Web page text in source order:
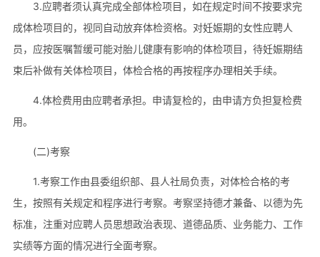
3.应聘者须认真完成全部体检项目，如在规定时间不按要求完
成体检项目的，视同自动放弃体检资格。对妊娠期的女性应聘人
员，应按医嘱暂缓可能对胎儿健康有影响的体检项目，待妊娠期结
束后补做有关体检项目，体检合格的再按程序办理相关手续。
4.体检费用由应聘者承担。申请复检的，由申请方负担复检费
用。
(二)考察
1.考察工作由县委组织部、县人社局负责，对体检合格的考
生，按照有关规定和程序进行考察。考察坚持德才兼备、以德为先
标准，注重对应聘人员思想政治表现、道德品质、业务能力、工作
实绩等方面的情况进行全面考察。